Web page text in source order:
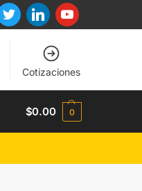
Cotizaciones
$0.00 0